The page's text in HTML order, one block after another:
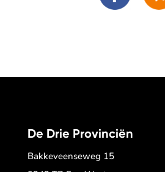
De Drie Provinciën
Bakkeveenseweg 15